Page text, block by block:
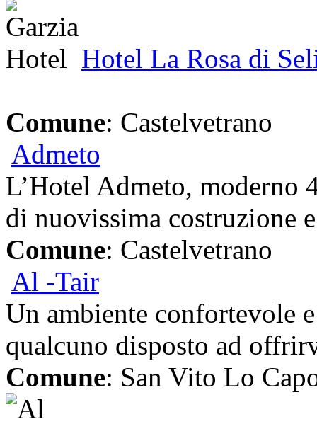
Hotel La Rosa di
Comune: Castelvetrano
Admeto
L’Hotel Admeto, moderno
di nuovissima costruzione
Comune: Castelvetrano
Al -Tair
Un ambiente confortevole
qualcuno disposto ad
Comune: San Vito Lo